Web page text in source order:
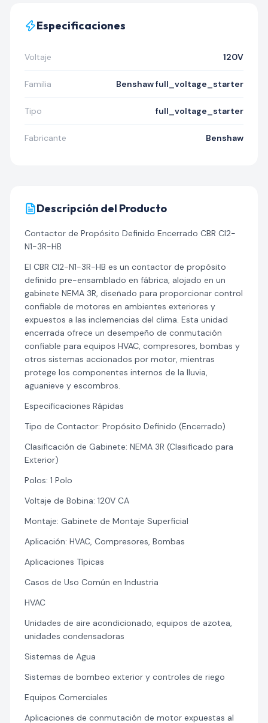
Especificaciones
Voltaje 120V
Familia Benshaw full_voltage_starter
Tipo full_voltage_starter
Fabricante Benshaw
Descripción del Producto
Contactor de Propósito Definido Encerrado CBR CI2-
N1-3R-HB
El CBR CI2-N1-3R-HB es un contactor de propósito
definido pre-ensamblado en fábrica, alojado en un
gabinete NEMA 3R, diseñado para proporcionar control
confiable de motores en ambientes exteriores y
expuestos a las inclemencias del clima. Esta unidad
encerrada ofrece un desempeño de conmutación
confiable para equipos HVAC, compresores, bombas y
otros sistemas accionados por motor, mientras
protege los componentes internos de la lluvia,
aguanieve y escombros.
Especificaciones Rápidas
Tipo de Contactor: Propósito Definido (Encerrado)
Clasificación de Gabinete: NEMA 3R (Clasificado para
Exterior)
Polos: 1 Polo
Voltaje de Bobina: 120V CA
Montaje: Gabinete de Montaje Superficial
Aplicación: HVAC, Compresores, Bombas
Aplicaciones Típicas
Casos de Uso Común en Industria
HVAC
Unidades de aire acondicionado, equipos de azotea,
unidades condensadoras
Sistemas de Agua
Sistemas de bombeo exterior y controles de riego
Equipos Comerciales
Aplicaciones de conmutación de motor expuestas al